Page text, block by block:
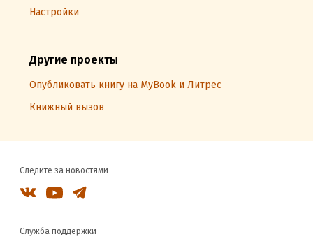
Настройки
Другие проекты
Опубликовать книгу на MyBook и Литрес
Книжный вызов
Следите за новостями
Служба поддержки